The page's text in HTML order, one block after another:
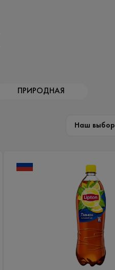
ПРИРОДНАЯ
Наш выбор